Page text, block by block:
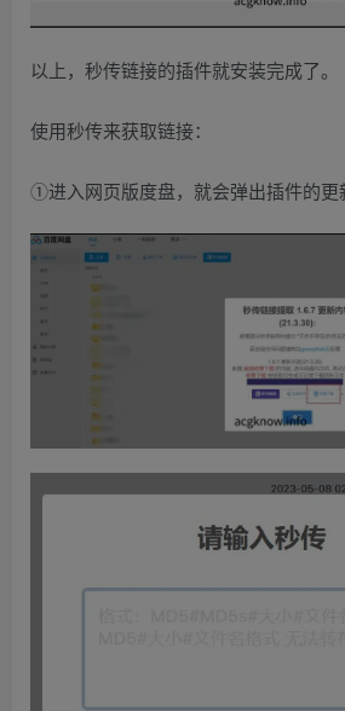
以上，秒传链接的插件就安装完成了。
使用秒传来获取链接：
①进入网页版度盘，就会弹出插件的更